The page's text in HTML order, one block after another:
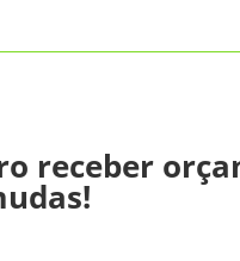
receber